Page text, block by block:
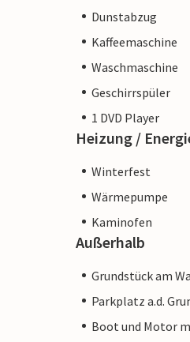
Dunstabzug
Kaffeemaschine
Waschmaschine
Geschirrspüler
1 DVD Player
Heizung /
Winterfest
Wärmepumpe
Kaminofen
Außerhalb
Grundstück am
Parkplatz a.d.
Boot und Motor